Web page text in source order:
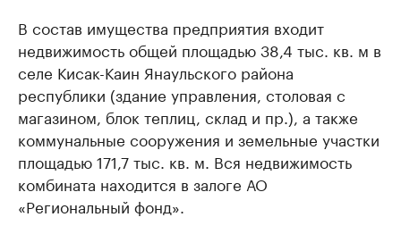
В состав имущества предприятия входит
недвижимость общей площадью 38,4 тыс. кв. м в
селе Кисак-Каин Янаульского района
республики (здание управления, столовая с
магазином, блок теплиц, склад и пр.), а также
коммунальные сооружения и земельные участки
площадью 171,7 тыс. кв. м. Вся недвижимость
комбината находится в залоге АО
«Региональный фонд».